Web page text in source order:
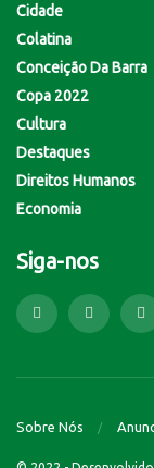
Cidade
Colatina
Conceição Da Barra
Copa 2022
Cultura
Destaques
Direitos Humanos
Economia
Siga-nos
Sobre Nós